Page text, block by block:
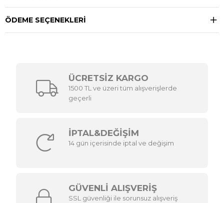
ÖDEME SEÇENEKLERI
ÜCRETSİZ KARGO
1500 TL ve üzeri tüm alışverişlerde
geçerli
İPTAL&DEĞİŞİM
14 gün içerisinde iptal ve değişim
GÜVENLİ ALIŞVERİŞ
SSL güvenliği ile sorunsuz alışveriş